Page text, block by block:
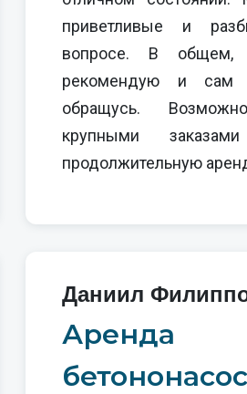
приветливые и
вопросе. В общем,
рекомендую и
обращусь.
крупными
продолжительную
Даниил
Аренда